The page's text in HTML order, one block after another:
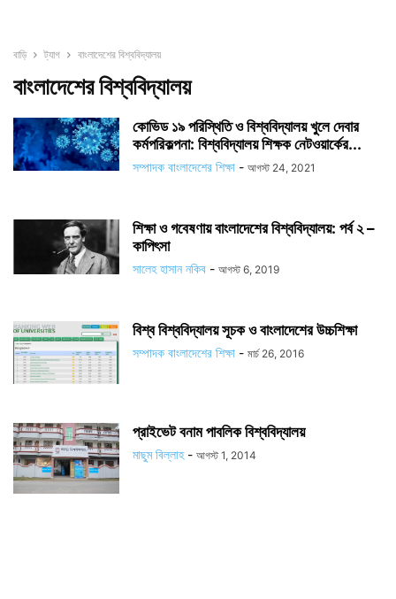
বাড়ি ট্যাগ বাংলাদেশের বিশ্ববিদ্যালয়
বাংলাদেশের বিশ্ববিদ্যালয়
কোভিড ১৯ পরিস্থিতি ও বিশ্ববিদ্যালয় খুলে দেবার
কর্মপরিকল্পনা: বিশ্ববিদ্যালয় শিক্ষক নেটওয়ার্কের...
সম্পাদক বাংলাদেশের শিক্ষা - আগস্ট 24, 2021
শিক্ষা ও গবেষণায় বাংলাদেশের বিশ্ববিদ্যালয়: পর্ব ২ –
কাপিৎসা
সালেহ হাসান নকিব - আগস্ট 6, 2019
বিশ্ব বিশ্ববিদ্যালয় সূচক ও বাংলাদেশের উচ্চশিক্ষা
সম্পাদক বাংলাদেশের শিক্ষা - মার্চ 26, 2016
প্রাইভেট বনাম পাবলিক বিশ্ববিদ্যালয়
মাছুম বিল্লাহ - আগস্ট 1, 2014